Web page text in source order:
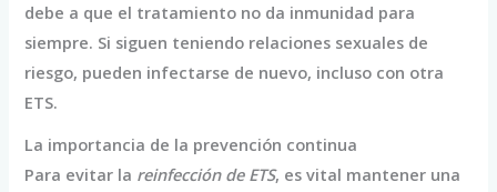
debe a que el tratamiento no da inmunidad para
siempre. Si siguen teniendo relaciones sexuales de
riesgo, pueden infectarse de nuevo, incluso con otra
ETS.
La importancia de la prevención continua
Para evitar la reinfección de ETS, es vital mantener una